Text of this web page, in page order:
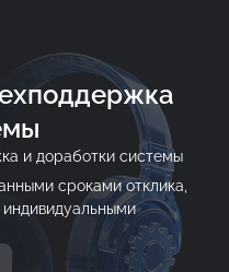
и доработки системы
сроками отклика,